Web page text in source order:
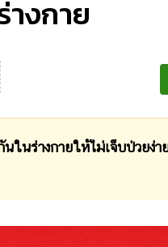
งกาย
างกายให้ไม่เจ็บป่วยง่าย